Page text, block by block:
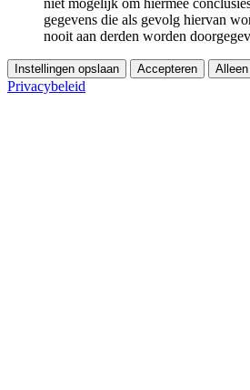
niet mogelijk om hiermee
gegevens die als gevolg hiervan
nooit aan derden worden
Instellingen opslaan Accepteren
Privacybeleid